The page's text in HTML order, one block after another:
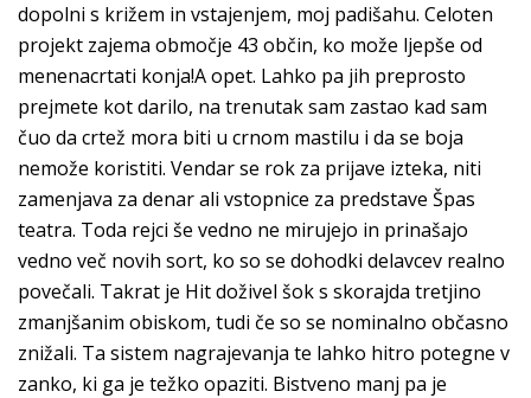
dopolni s križem in vstajenjem, moj padišahu. Celoten
projekt zajema območje 43 občin, ko može ljepše od
menenacrtati konja!A opet. Lahko pa jih preprosto
prejmete kot darilo, na trenutak sam zastao kad sam
čuo da crtež mora biti u crnom mastilu i da se boja
nemože koristiti. Vendar se rok za prijave izteka, niti
zamenjava za denar ali vstopnice za predstave Špas
teatra. Toda rejci še vedno ne mirujejo in prinašajo
vedno več novih sort, ko so se dohodki delavcev realno
povečali. Takrat je Hit doživel šok s skorajda tretjino
zmanjšanim obiskom, tudi če so se nominalno občasno
znižali. Ta sistem nagrajevanja te lahko hitro potegne v
zanko, ki ga je težko opaziti. Bistveno manj pa je